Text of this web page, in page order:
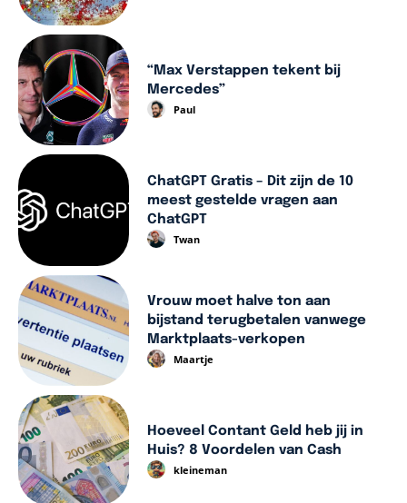
“Max Verstappen tekent bij
Mercedes”
Paul
ChatGPT Gratis – Dit zijn de 10
meest gestelde vragen aan
ChatGPT
Twan
Vrouw moet halve ton aan
bijstand terugbetalen vanwege
Marktplaats-verkopen
Maartje
Hoeveel Contant Geld heb jij in
Huis? 8 Voordelen van Cash
kleineman